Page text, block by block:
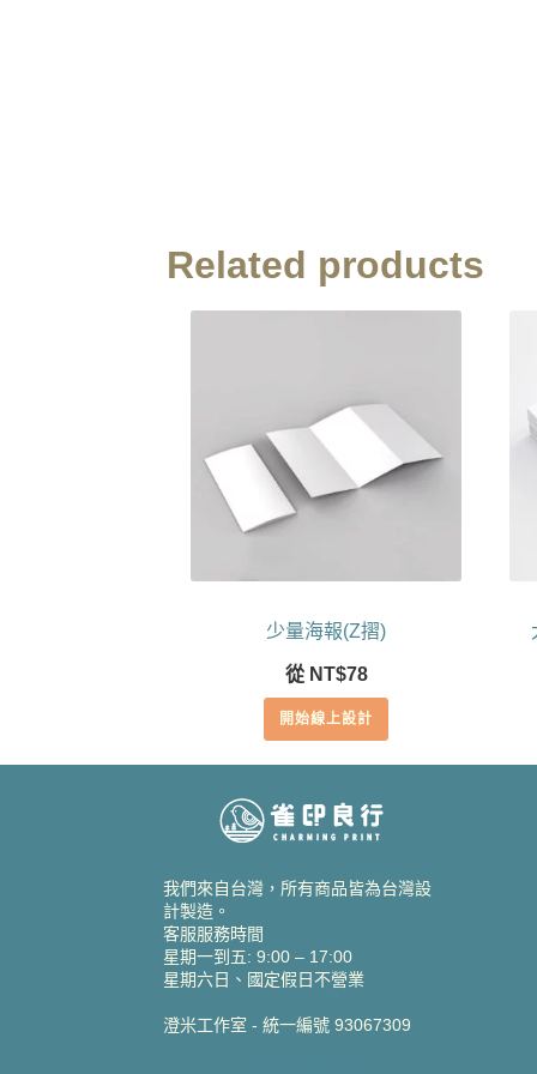
Related products
少量海報(Z摺)
從 NT$78
開始線上設計
我們來自台灣，所有商品皆為台灣設
計製造。
客服服務時間
星期一到五: 9:00 – 17:00
星期六日、國定假日不營業
澄米工作室 - 統一編號 93067309